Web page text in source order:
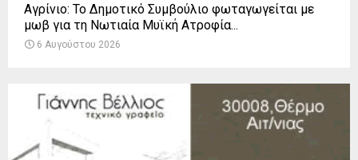
Αγρίνιο: Το Δημοτικό Συμβούλιο φωταγωγείται με
μωβ για τη Νωτιαία Μυϊκή Ατροφία...
6 Αυγούστου 2026